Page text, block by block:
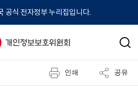
공식 전자정부 누리집입니다.
검
인쇄 공유